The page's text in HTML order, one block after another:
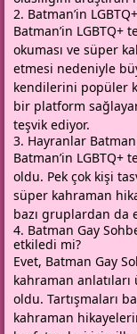
2. Batman’in
Batman’in
okuması ve süper
etmesi nedeniyle
kendilerini popüler
bir platform
teşvik ediyor.
3. Hayranlar Batman
Batman’in
oldu. Pek çok kişi
süper kahraman
bazı gruplardan da
4. Batman Gay
etkiledi mi?
Evet, Batman Gay
kahraman
oldu. Tartışmaları
kahraman